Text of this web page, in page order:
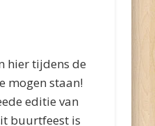
hier tijdens de
mogen staan!
editie van
buurtfeest is